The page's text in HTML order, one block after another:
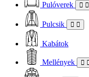
Pulóverek
Pulcsik
Kabátok
Mellények